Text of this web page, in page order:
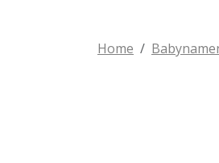
Home